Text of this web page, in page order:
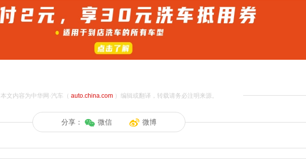
本文内容为中华网·汽车（ auto.china.com）编辑或翻译，转载请务必注明来源。
分享： 微信 微博